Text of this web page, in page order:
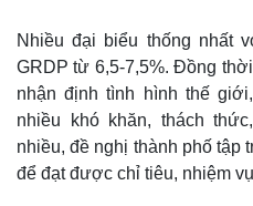
Nhiều đại biểu thống nhất
GRDP từ 6,5-7,5%. Đồng
nhận định tình hình thế
nhiều khó khăn, thách
nhiều, đề nghị thành phố tập
để đạt được chỉ tiêu, nhiệm